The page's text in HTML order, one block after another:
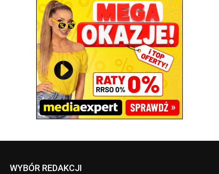
WYBÓR REDAKCJI